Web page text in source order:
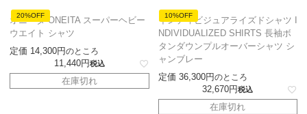
20%OFF
オニータ ONEITA スーパーヘビー
ウエイト シャツ
定価 14,300 のところ
11,440 税込
在庫切れ
10%OFF
インディビジュアライズドシャツ I
NDIVIDUALIZED SHIRTS 長袖ボ
タンダウンプルオーバーシャツ シ
ャンブレー
定価 36,300 のところ
32,670 税込
在庫切れ